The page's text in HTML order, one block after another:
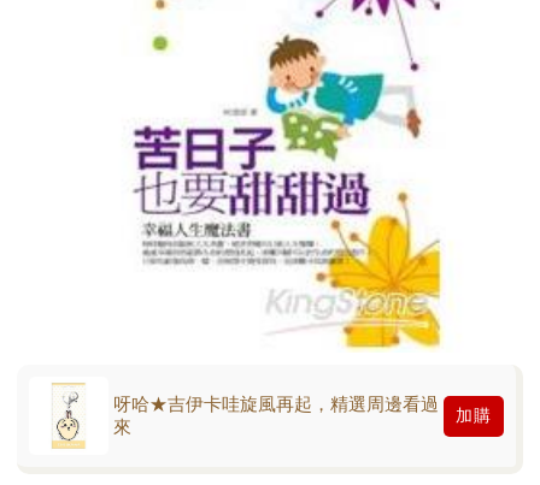
呀哈★吉伊卡哇旋風再起，精選周邊看過
來
加購